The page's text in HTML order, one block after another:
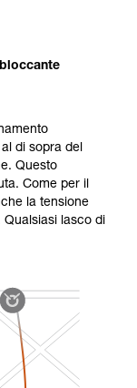
di sopra del
Questo
Come per il
la tensione
lasco di